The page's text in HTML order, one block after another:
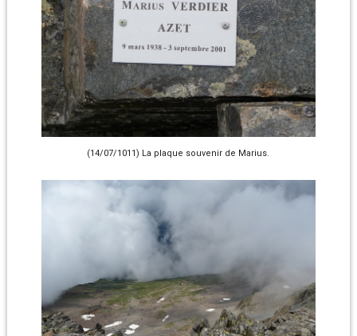
(14/07/1011) La plaque souvenir de Marius.